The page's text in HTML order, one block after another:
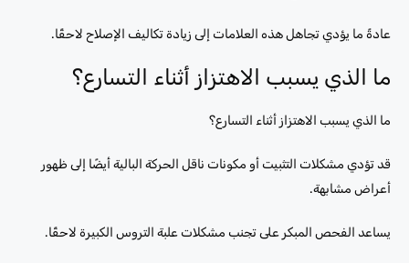
عادةً ما يؤدي تجاهل هذه العلامات إلى زيادة تكاليف الإصلاح لاحقًا.
ما الذي يسبب الاهتزاز أثناء التسارع؟
ما الذي يسبب الاهتزاز أثناء التسارع؟
قد تؤدي مشكلات التثبيت أو مكونات ناقل الحركة البالية أيضًا إلى ظهور
أعراض مشابهة.
يساعد الفحص المبكر على تجنب مشكلات علبة التروس الكبيرة لاحقًا.